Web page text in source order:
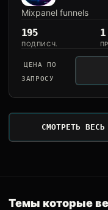
Mixpanel funnels
195
ПОДПИСЧ.
1
ЦЕНА ПО
ЗАПРОСУ
СМОТРЕТЬ
Темы которые